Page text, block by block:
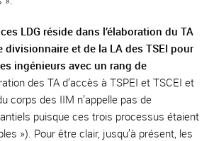
LDG réside dans l’élaboration du TA
divisionnaire et de la LA des TSEI pour
ingénieurs avec un rang de
des TA d’accès à TSPEI et TSCEI et
corps des IIM n’appelle pas de
puisque ces trois processus étaient
»). Pour être clair, jusqu’à présent, les